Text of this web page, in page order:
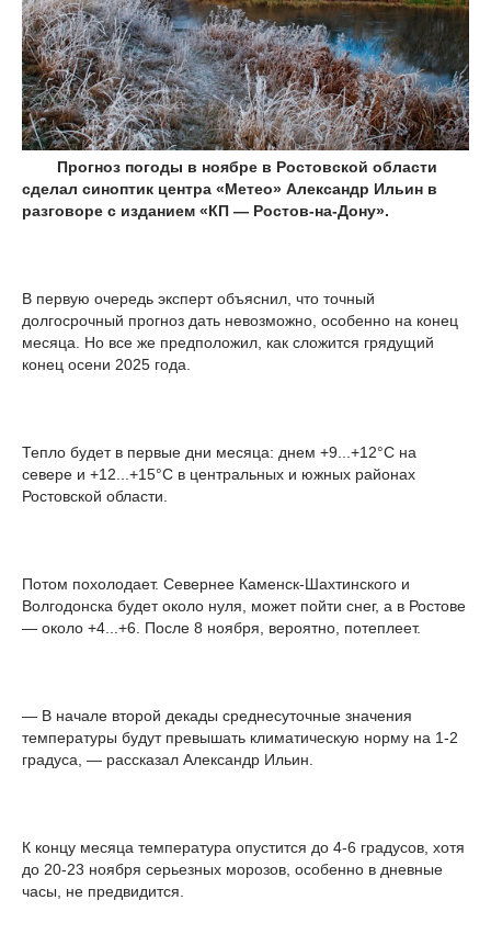
Прогноз погоды в ноябре в Ростовской области
сделал синоптик центра «Метео» Александр Ильин в
разговоре с изданием «КП — Ростов-на-Дону».
В первую очередь эксперт объяснил, что точный
долгосрочный прогноз дать невозможно, особенно на конец
месяца. Но все же предположил, как сложится грядущий
конец осени 2025 года.
Тепло будет в первые дни месяца: днем +9...+12°C на
севере и +12...+15°C в центральных и южных районах
Ростовской области.
Потом похолодает. Севернее Каменск-Шахтинского и
Волгодонска будет около нуля, может пойти снег, а в Ростове
— около +4...+6. После 8 ноября, вероятно, потеплеет.
— В начале второй декады среднесуточные значения
температуры будут превышать климатическую норму на 1-2
градуса, — рассказал Александр Ильин.
К концу месяца температура опустится до 4-6 градусов, хотя
до 20-23 ноября серьезных морозов, особенно в дневные
часы, не предвидится.